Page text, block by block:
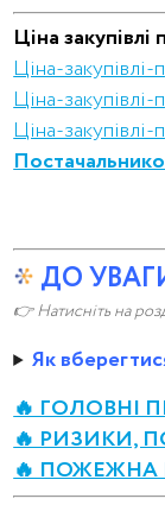
Ціна
Ціна-
Ціна-
Ціна-
ДО
👉 Натисніть на
Як
🔥 ГОЛОВНІ
🔥 РИЗИКИ,
🔥 ПОЖЕЖНА